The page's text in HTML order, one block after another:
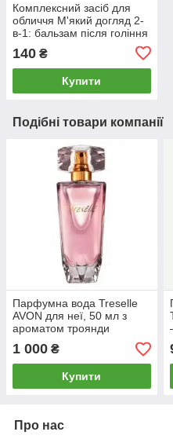
Комплексний засіб для
обличчя М'який догляд 2-
в-1: бальзам після гоління
і зволожуючий крем (100
мл) Care Men
140 ₴
Купити
Подібні товари компанії
Парфумна вода Treselle
AVON для неї, 50 мл з
ароматом троянди
1 000 ₴
Купити
Про нас